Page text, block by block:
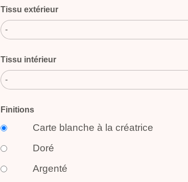
Tissu extérieur
-
Tissu intérieur
-
Finitions
Carte blanche à la créatrice
Doré
Argenté